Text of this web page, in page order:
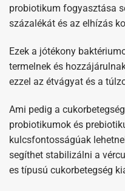
probiotikum fogyasztása
százalékát és az elhízás
Ezek a jótékony
termelnek és
ezzel az étvágyat és a
Ami pedig a
probiotikumok és
kulcsfontosságúak
segíthet stabilizálni a
es típusú cukorbetegség